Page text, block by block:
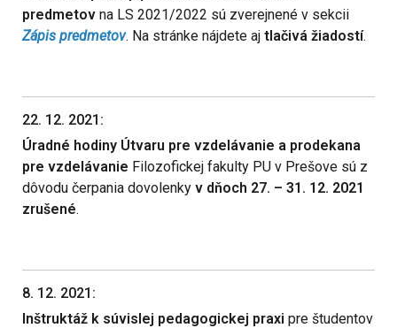
predmetov na LS 2021/2022 sú zverejnené v sekcii
Zápis predmetov. Na stránke nájdete aj tlačivá žiadostí.
22. 12. 2021:
Úradné hodiny Útvaru pre vzdelávanie a prodekana
pre vzdelávanie Filozofickej fakulty PU v Prešove sú z
dôvodu čerpania dovolenky v dňoch 27. – 31. 12. 2021
zrušené.
8. 12. 2021:
Inštruktáž k súvislej pedagogickej praxi pre študentov